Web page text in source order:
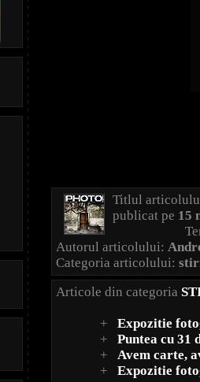
Titlul
publicat pe 15
Tempo,
Autorul articolului:
Categoria articolului:
Articole din categoria
+ Expozitie
+ Puntea cu 31
+ Avem carte,
+ Expozitie